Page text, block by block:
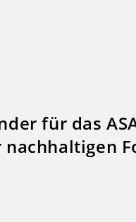
für das